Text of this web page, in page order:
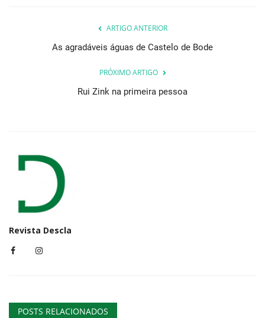
ARTIGO ANTERIOR
As agradáveis águas de Castelo de Bode
PRÓXIMO ARTIGO
Rui Zink na primeira pessoa
Revista Descla
POSTS RELACIONADOS